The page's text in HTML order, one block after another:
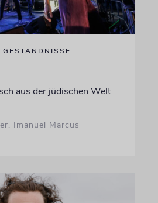
aus der jüdischen Welt
Imanuel Marcus